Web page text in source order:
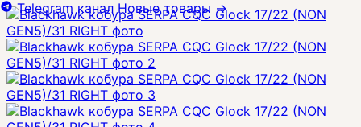
Telegram канал Новые товары →